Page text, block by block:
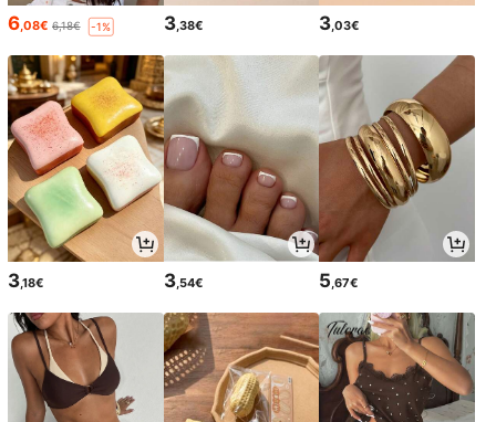
6,08€ 6,18€ -1% 3,38€ 3,03€
3,18€ 3,54€ 5 ,67€